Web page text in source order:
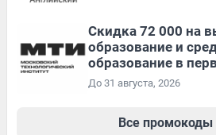
Скидка 72 000 на
образование и
образование в
До 31 августа, 2026
Все промокоды